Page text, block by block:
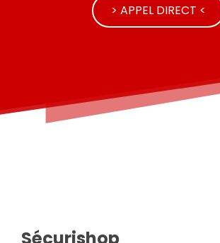
> APPEL DIRECT <